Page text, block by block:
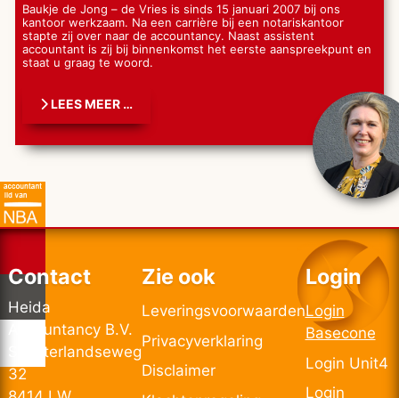
Baukje de Jong – de Vries is sinds 15 januari 2007 bij ons
kantoor werkzaam. Na een carrière bij een notariskantoor
stapte zij over naar de accountancy. Naast assistent
accountant is zij bij binnenkomst het eerste aanspreekpunt en
staat u graag te woord.
LEES MEER …
Contact
Heida
Accountancy B.V.
Schoterlandseweg
32
Zie ook
Leveringsvoorwaarden
Privacyverklaring
Disclaimer
Login
Login
Basecone
Login Unit4
Login